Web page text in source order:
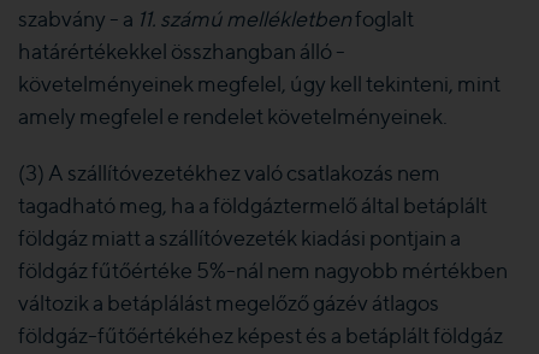
szabvány - a 11. számú mellékletbenfoglalt
határértékekkel összhangban álló -
követelményeinek megfelel, úgy kell tekinteni, mint
amely megfelel e rendelet követelményeinek.
(3) A szállítóvezetékhez való csatlakozás nem
tagadható meg, ha a földgáztermelő által betáplált
földgáz miatt a szállítóvezeték kiadási pontjain a
földgáz fűtőértéke 5%-nál nem nagyobb mértékben
változik a betáplálást megelőző gázév átlagos
földgáz-fűtőértékéhez képest és a betáplált földgáz